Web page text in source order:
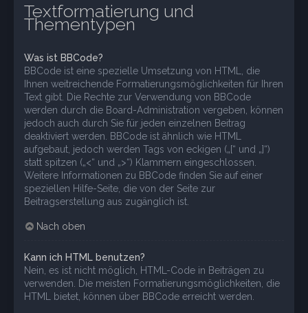
Textformatierung und
Thementypen
Was ist BBCode?
BBCode ist eine spezielle Umsetzung von HTML, die
Ihnen weitreichende Formatierungsmöglichkeiten für Ihren
Text gibt. Die Rechte zur Verwendung von BBCode
werden durch die Board-Administration vergeben, können
jedoch auch durch Sie für jeden einzelnen Beitrag
deaktiviert werden. BBCode ist ähnlich wie HTML
aufgebaut, jedoch werden Tags von eckigen („[“ und „]“)
statt spitzen („<“ und „>“) Klammern eingeschlossen.
Weitere Informationen zu BBCode finden Sie auf einer
speziellen Hilfe-Seite, die von der Seite zur
Beitragserstellung aus zugänglich ist.
Nach oben
Kann ich HTML benutzen?
Nein, es ist nicht möglich, HTML-Code in Beiträgen zu
verwenden. Die meisten Formatierungsmöglichkeiten, die
HTML bietet, können über BBCode erreicht werden.